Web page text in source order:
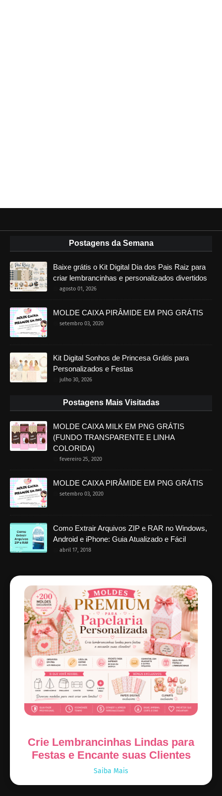
Postagens da Semana
Baixe grátis o Kit Digital Dia dos Pais Raiz para
criar lembrancinhas e personalizados divertidos
agosto 01, 2026
MOLDE CAIXA PIRÂMIDE EM PNG GRÁTIS
setembro 03, 2020
Kit Digital Sonhos de Princesa Grátis para
Personalizados e Festas
julho 30, 2026
Postagens Mais Visitadas
MOLDE CAIXA MILK EM PNG GRÁTIS
(FUNDO TRANSPARENTE E LINHA
COLORIDA)
fevereiro 25, 2020
MOLDE CAIXA PIRÂMIDE EM PNG GRÁTIS
setembro 03, 2020
Como Extrair Arquivos ZIP e RAR no Windows,
Android e iPhone: Guia Atualizado e Fácil
abril 17, 2018
Crie Lembrancinhas Lindas para
Festas e Encante suas Clientes
Saiba Mais